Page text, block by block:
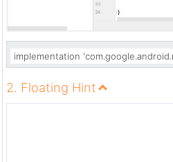
implementation
2. Floating Hint